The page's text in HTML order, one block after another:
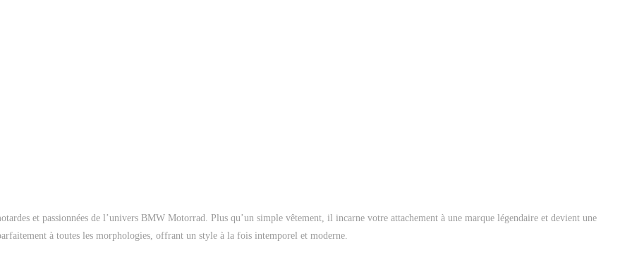
et passionnées de l’univers BMW Motorrad. Plus qu’un simple vêtement, il incarne votre attachement à une marque légendaire et devient une
à toutes les morphologies, offrant un style à la fois intemporel et moderne.